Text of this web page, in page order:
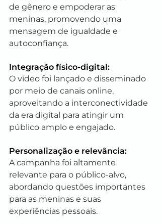
de gênero e empoderar as
meninas, promovendo uma
mensagem de igualdade e
autoconfiança.
Integração físico-digital:
O vídeo foi lançado e disseminado
por meio de canais online,
aproveitando a interconectividade
da era digital para atingir um
público amplo e engajado.
Personalização e relevância:
A campanha foi altamente
relevante para o público-alvo,
abordando questões importantes
para as meninas e suas
experiências pessoais.